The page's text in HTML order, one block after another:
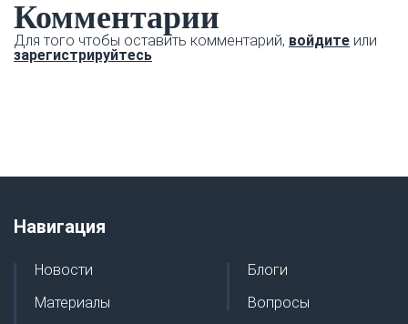
Комментарии
Для того чтобы оставить комментарий, войдите или
зарегистрируйтесь
Навигация
Новости
Материалы
Блоги
Вопросы